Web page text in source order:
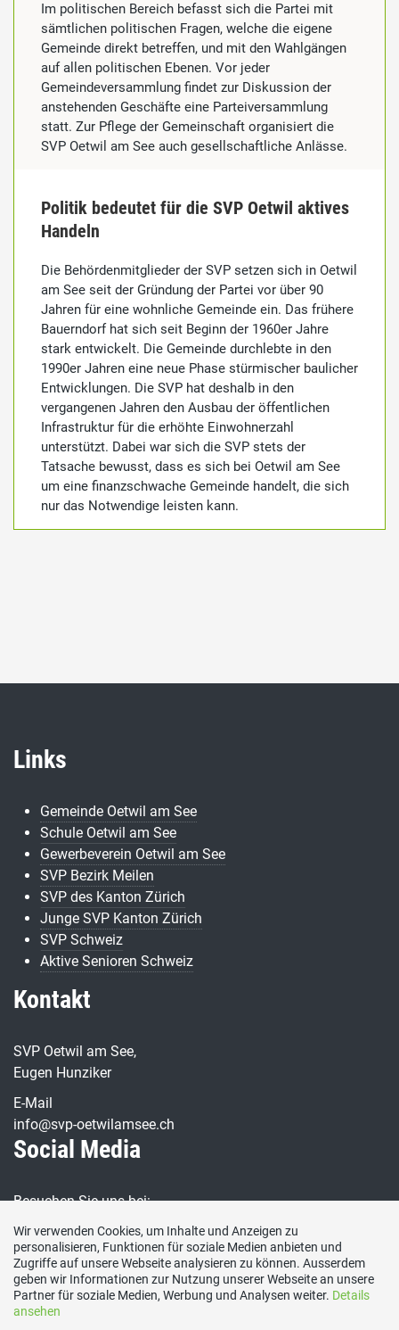
Im politischen Bereich befasst sich die Partei mit
sämtlichen politischen Fragen, welche die eigene
Gemeinde direkt betreffen, und mit den Wahlgängen
auf allen politischen Ebenen. Vor jeder
Gemeindeversammlung findet zur Diskussion der
anstehenden Geschäfte eine Parteiversammlung
statt. Zur Pflege der Gemeinschaft organisiert die
SVP Oetwil am See auch gesellschaftliche Anlässe.
Politik bedeutet für die SVP Oetwil aktives
Handeln
Die Behördenmitglieder der SVP setzen sich in Oetwil
am See seit der Gründung der Partei vor über 90
Jahren für eine wohnliche Gemeinde ein. Das frühere
Bauerndorf hat sich seit Beginn der 1960er Jahre
stark entwickelt. Die Gemeinde durchlebte in den
1990er Jahren eine neue Phase stürmischer baulicher
Entwicklungen. Die SVP hat deshalb in den
vergangenen Jahren den Ausbau der öffentlichen
Infrastruktur für die erhöhte Einwohnerzahl
unterstützt. Dabei war sich die SVP stets der
Tatsache bewusst, dass es sich bei Oetwil am See
um eine finanzschwache Gemeinde handelt, die sich
nur das Notwendige leisten kann.
Links
Gemeinde Oetwil am See
Schule Oetwil am See
Gewerbeverein Oetwil am See
SVP Bezirk Meilen
SVP des Kanton Zürich
Junge SVP Kanton Zürich
SVP Schweiz
Aktive Senioren Schweiz
Kontakt
SVP Oetwil am See,
Eugen Hunziker
E-Mail
info@svp-oetwilamsee.ch
Social Media
Besuchen Sie uns bei:
Webmaster
Danny Baensch
Wir verwenden Cookies, um Inhalte und Anzeigen zu
personalisieren, Funktionen für soziale Medien anbieten und
Zugriffe auf unsere Webseite analysieren zu können. Ausserdem
geben wir Informationen zur Nutzung unserer Webseite an unsere
Partner für soziale Medien, Werbung und Analysen weiter. Details
ansehen